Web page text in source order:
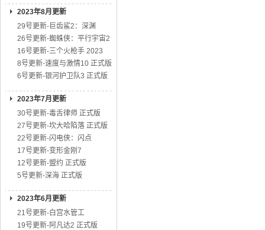
2023年8月更新
29号更新-巨齿鲨2：深渊
26号更新-蜘蛛侠：平行宇宙2
16号更新-三个火枪手 2023
8号更新-速度与激情10 正式版
6号更新-银河护卫队3 正式版
2023年7月更新
30号更新-毒舌律师 正式版
27号更新-坎大哈陷落 正式版
22号更新-闪电侠：闪点
17号更新-变形金刚7
12号更新-盟约 正式版
5号更新-深海 正式版
2023年6月更新
21号更新-白宫水管工
19号更新-阿凡达2 正式版